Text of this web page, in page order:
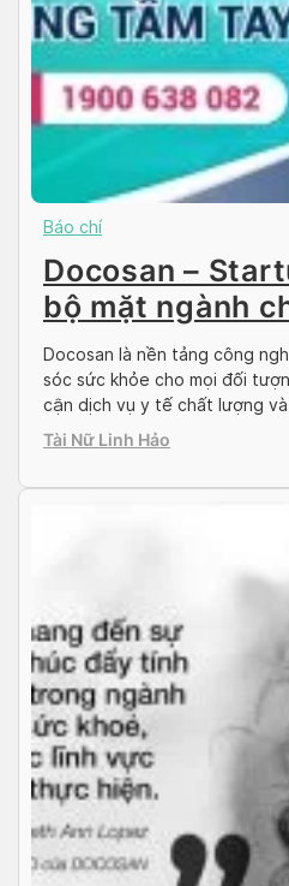
Báo chí
Docosan –
bộ mặt ngành
khỏe tại Việt
Docosan là nền tảng công
sóc sức khỏe cho mọi đối
cận dịch vụ y tế chất lượng
hết. Từ các cuộc hẹn ngoại
Tài Nữ Linh Hảo